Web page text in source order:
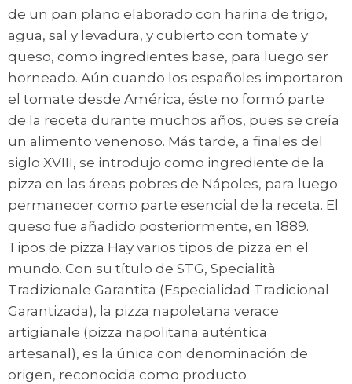
de un pan plano elaborado con harina de trigo,
agua, sal y levadura, y cubierto con tomate y
queso, como ingredientes base, para luego ser
horneado. Aún cuando los españoles importaron
el tomate desde América, éste no formó parte
de la receta durante muchos años, pues se creía
un alimento venenoso. Más tarde, a finales del
siglo XVIII, se introdujo como ingrediente de la
pizza en las áreas pobres de Nápoles, para luego
permanecer como parte esencial de la receta. El
queso fue añadido posteriormente, en 1889.
Tipos de pizza Hay varios tipos de pizza en el
mundo. Con su título de STG, Specialità
Tradizionale Garantita (Especialidad Tradicional
Garantizada), la pizza napoletana verace
artigianale (pizza napolitana auténtica
artesanal), es la única con denominación de
origen, reconocida como producto